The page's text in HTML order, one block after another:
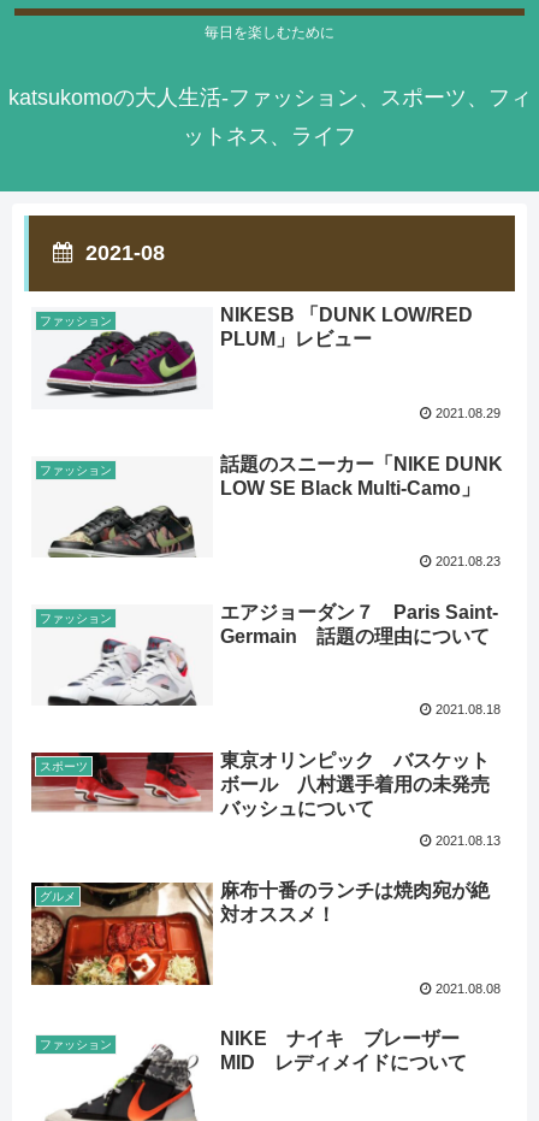
毎日を楽しむために
katsukomoの大人生活-ファッション、スポーツ、フィ
ットネス、ライフ
2021-08
ファッション
NIKESB 「DUNK LOW/RED
PLUM」レビュー
2021.08.29
ファッション
話題のスニーカー「NIKE DUNK
LOW SE Black Multi-Camo」
2021.08.23
ファッション
エアジョーダン７ Paris Saint-
Germain 話題の理由について
2021.08.18
スポーツ
東京オリンピック バスケット
ボール 八村選手着用の未発売
バッシュについて
2021.08.13
グルメ
麻布十番のランチは焼肉宛が絶
対オススメ！
2021.08.08
ファッション
NIKE ナイキ ブレーザー
MID レディメイドについて